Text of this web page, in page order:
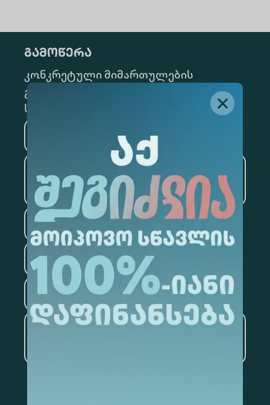
გამოწერა
კონკრეტული მიმართულების
გამოსაწერად, მონიშნეთ შესაბამისი
სექცია
ბიზნესი
საინფორმაციო
ტექნოლოგიები
სამართალი
ფსიქოლოგია
ტურიზმი
ხელოვნური ინტელექტი